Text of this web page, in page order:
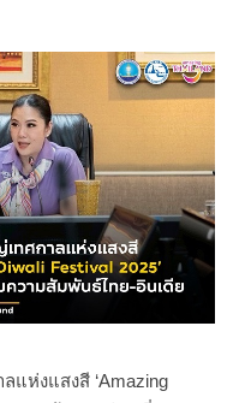
ห่งแสงสี ‘Amazing